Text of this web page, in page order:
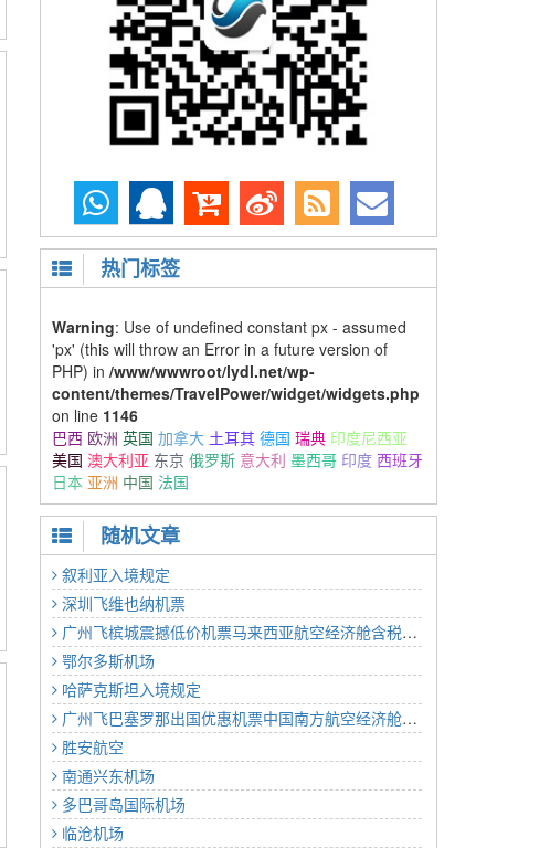
热门标签
Warning: Use of undefined constant px - assumed
'px' (this will throw an Error in a future version of
PHP) in /www/wwwroot/lydl.net/wp-
content/themes/TravelPower/widget/widgets.php
on line 1146
巴西 欧洲 英国 加拿大 土耳其 德国 瑞典 印度尼西亚
美国 澳大利亚 东京 俄罗斯 意大利 墨西哥 印度 西班牙
日本 亚洲 中国 法国
随机文章
叙利亚入境规定
深圳飞维也纳机票
广州飞槟城震撼低价机票马来西亚航空经济舱含税价格2383元2022年12月02日
鄂尔多斯机场
哈萨克斯坦入境规定
广州飞巴塞罗那出国优惠机票中国南方航空经济舱含税价格6281元2022年12月17日
胜安航空
南通兴东机场
多巴哥岛国际机场
临沧机场